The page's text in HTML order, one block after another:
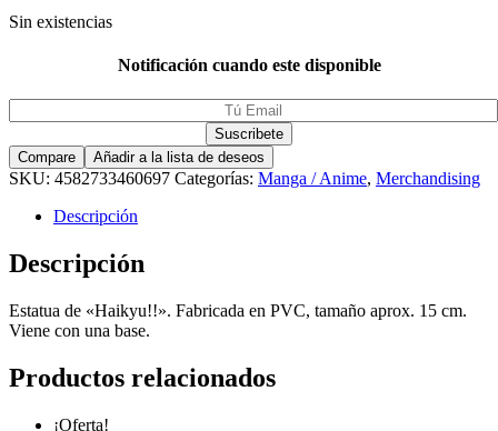
Sin existencias
Notificación cuando este disponible
Compare Añadir a la lista de deseos
SKU: 4582733460697 Categorías: Manga / Anime, Merchandising
Descripción
Descripción
Estatua de «Haikyu!!». Fabricada en PVC, tamaño aprox. 15 cm.
Viene con una base.
Productos relacionados
¡Oferta!